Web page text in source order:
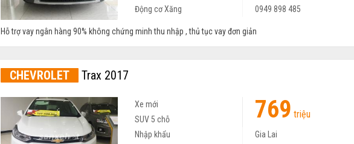
Động cơ Xăng
0949 898 485
Hỗ trợ vay ngân hàng 90% không chứng minh thu nhập , thủ tục vay đơn giản
CHEVROLET Trax 2017
Xe mới 769 triệu
SUV 5 chỗ
Nhập khẩu
Gia Lai